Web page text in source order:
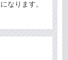
なります。